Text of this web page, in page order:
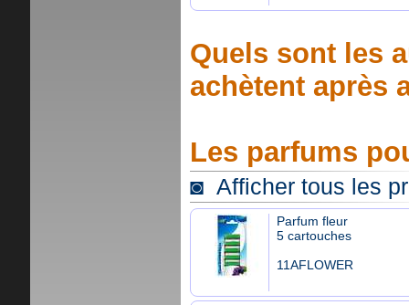
Quels sont les
achètent après
Les parfums
◙ Afficher tous les
Parfum fleur
5 cartouches
11AFLOWER